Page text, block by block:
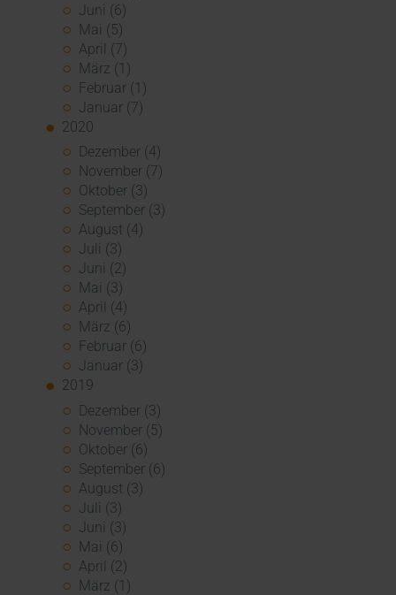
Juni (6)
Mai (5)
April (7)
März (1)
Februar (1)
Januar (7)
2020
Dezember (4)
November (7)
Oktober (3)
September (3)
August (4)
Juli (3)
Juni (2)
Mai (3)
April (4)
März (6)
Februar (6)
Januar (3)
2019
Dezember (3)
November (5)
Oktober (6)
September (6)
August (3)
Juli (3)
Juni (3)
Mai (6)
April (2)
März (1)